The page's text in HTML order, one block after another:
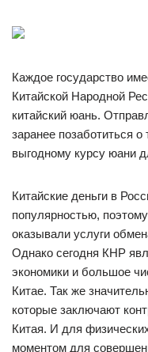
Каждое государство
Китайской Народной
китайский юань.
заранее позаботиться
выгодному курсу юани
Китайские деньги в
популярностью,
оказывали услуги
Однако сегодня КНР
экономики и большое
Китае. Так же
которые заключают
Китая. И для
моментом для